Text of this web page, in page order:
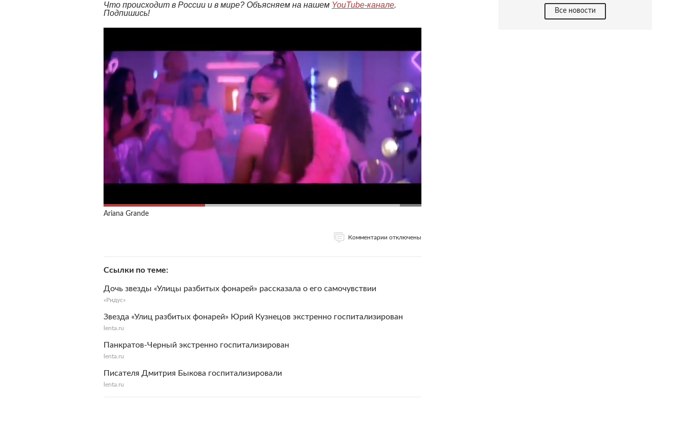
Что происходит в России и в мире? Объясняем на нашем YouTube-канале.
Подпишись!
Ariana Grande
Комментарии отключены
Ссылки по теме
Дочь звезды «Улицы разбитых фонарей» рассказала о его самочувствии
«Ридус»
Звезда «Улиц разбитых фонарей» Юрий Кузнецов экстренно госпитализирован
lenta.ru
Панкратов-Черный экстренно госпитализирован
lenta.ru
Писателя Дмитрия Быкова госпитализировали
lenta.ru
Все новости